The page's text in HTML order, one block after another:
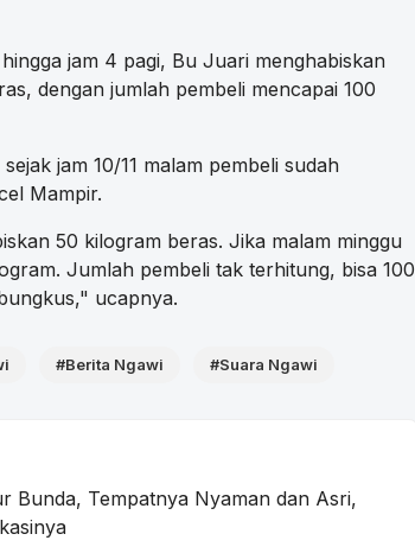
jam 4 pagi, Bu Juari menghabiskan
dengan jumlah pembeli mencapai 100
jam 10/11 malam pembeli sudah
Mampir.
50 kilogram beras. Jika malam minggu
Jumlah pembeli tak terhitung, bisa 100
ucapnya.
#Berita Ngawi #Suara Ngawi
Bunda, Tempatnya Nyaman dan Asri,